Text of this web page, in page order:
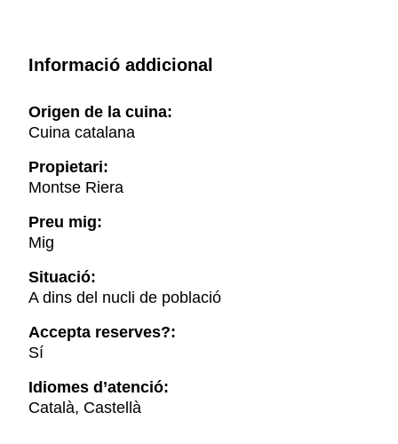
Informació addicional
Origen de la cuina:
Cuina catalana
Propietari:
Montse Riera
Preu mig:
Mig
Situació:
A dins del nucli de població
Accepta reserves?:
Sí
Idiomes d’atenció:
Català, Castellà